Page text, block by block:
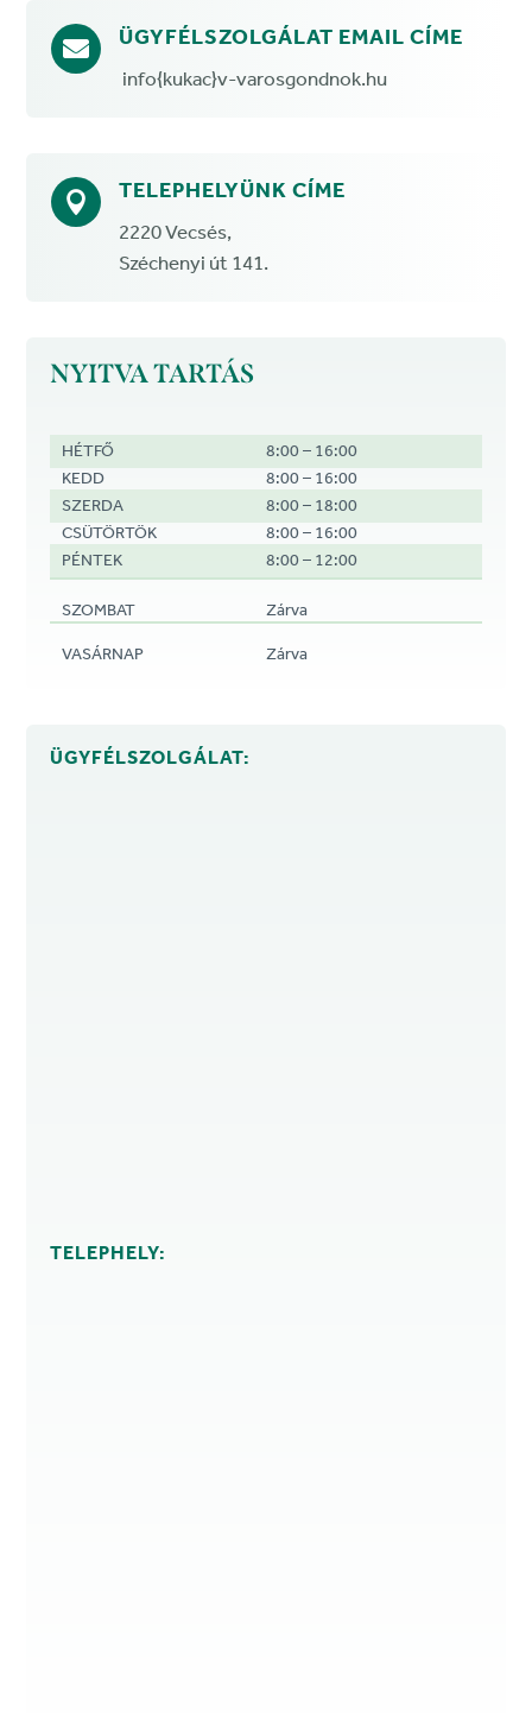
 ÜGYFÉLSZOLGÁLAT EMAIL CÍME
info{kukac}v-varosgondnok.hu
 TELEPHELYÜNK CÍME
2220 Vecsés,
Széchenyi út 141.
NYITVA TARTÁS
HÉTFŐ 8:00– 16:00
KEDD
8:00– 16:00
SZERDA
8:00– 18:00
CSÜTÖRTÖK
8:00– 16:00
PÉNTEK
8:00– 12:00
SZOMBAT Zárva
VASÁRNAP Zárva
ÜGYFÉLSZOLGÁLAT:
TELEPHELY: